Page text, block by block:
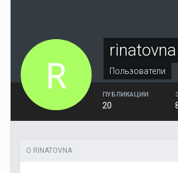
rinatovna
Пользователи
ПУБЛИКАЦИИ
20
О RINATOVNA